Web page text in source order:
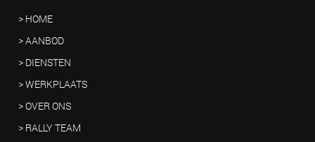
> HOME
> AANBOD
> DIENSTEN
> WERKPLAATS
> OVER ONS
> RALLY TEAM